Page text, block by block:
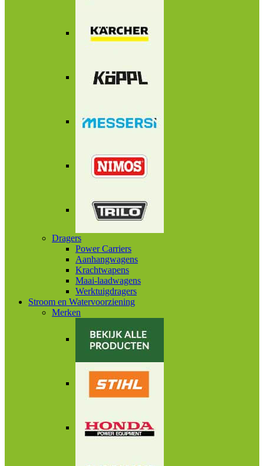
Dragers
Power Carriers
Aanhangwagens
Krachtwapens
Maai-laadwagens
Werktuigdragers
Stroom en Watervoorziening
Merken